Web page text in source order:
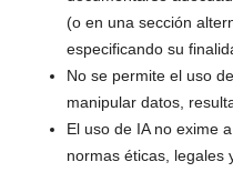
(o en una sección
especificando su
No se permite el uso
manipular datos,
El uso de IA no exime
normas éticas, legales